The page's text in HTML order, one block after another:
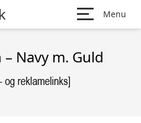
Menu
Navy m. Guld